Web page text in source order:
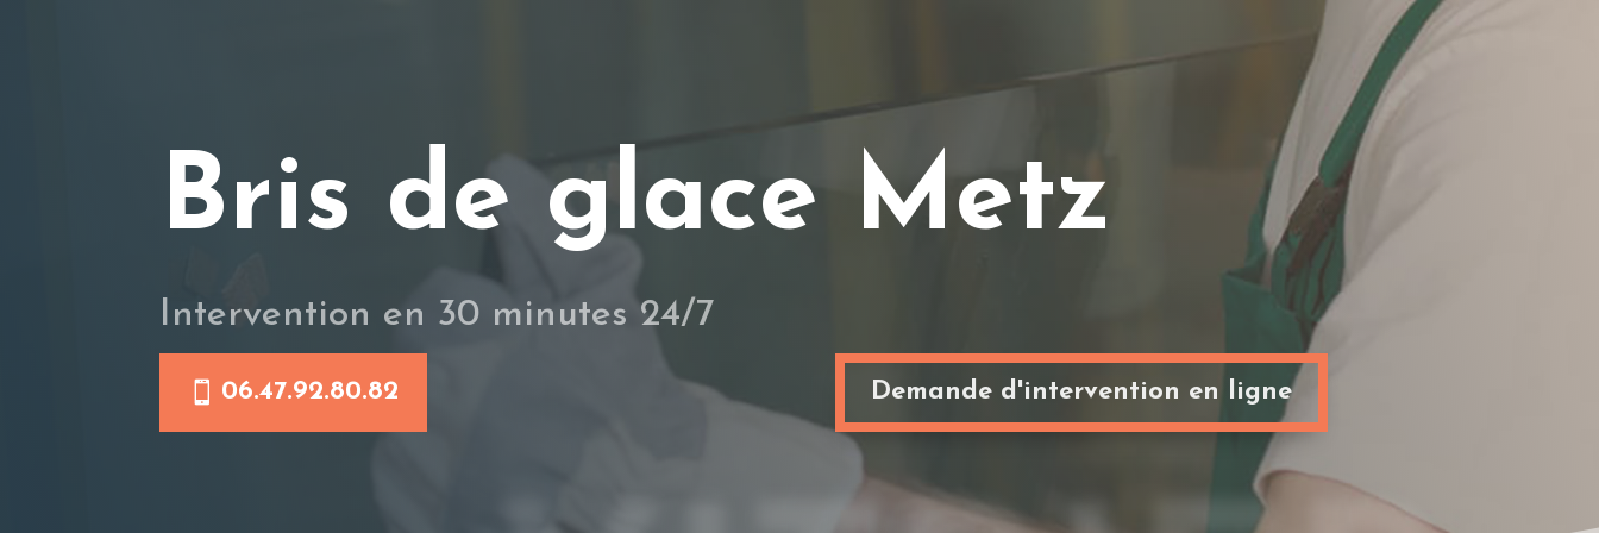
Bris de glace Metz
Intervention en 30 minutes 24/7
06.47.92.80.82 Demande d'intervention en ligne